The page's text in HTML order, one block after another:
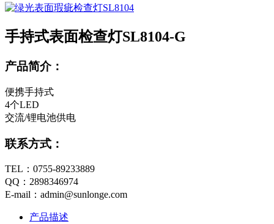
手持式表面检查灯SL8104-G
产品简介：
便携手持式
4个LED
交流/锂电池供电
联系方式：
TEL：0755-89233889
QQ：2898346974
E-mail：admin@sunlonge.com
产品描述